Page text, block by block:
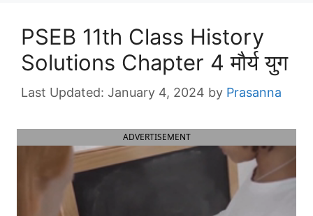
PSEB 11th Class History
Solutions Chapter 4 मौर्य युग
January 4, 2024 by Prasanna
ADVERTISEMENT